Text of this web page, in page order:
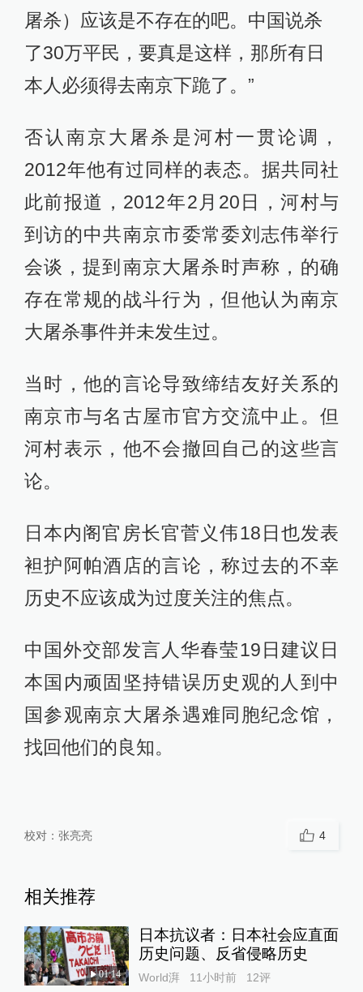
屠杀）应该是不存在的吧。中国说杀
了30万平民，要真是这样，那所有日
本人必须得去南京下跪了。”
否认南京大屠杀是河村一贯论调，
2012年他有过同样的表态。据共同社
此前报道，2012年2月20日，河村与
到访的中共南京市委常委刘志伟举行
会谈，提到南京大屠杀时声称，的确
存在常规的战斗行为，但他认为南京
大屠杀事件并未发生过。
当时，他的言论导致缔结友好关系的
南京市与名古屋市官方交流中止。但
河村表示，他不会撤回自己的这些言
论。
日本内阁官房长官菅义伟18日也发表
袒护阿帕酒店的言论，称过去的不幸
历史不应该成为过度关注的焦点。
中国外交部发言人华春莹19日建议日
本国内顽固坚持错误历史观的人到中
国参观南京大屠杀遇难同胞纪念馆，
找回他们的良知。
校对： 张亮亮 4
相关推荐
01:14
日本抗议者：日本社会应直面
历史问题、反省侵略历史
World湃 11小时前 12评